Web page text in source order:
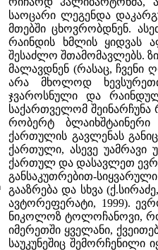
საოცარი ლეგენდა
მთებში ცხოვრობდნენ.
რაინდის ხმლის ყიდვას
შესაძლო შთამომავლებს.
მალავდნენ (რასაც,
არა მხოლოდ
ჯვაროსნული და
საქართველომ
რობერტ
ქართულის გავლენას
ქართული, ასევე
ქართულ და დასავლეთ
განსაკუთრებით-
გააზრება და სხვა
ავტორეფერატი, 1999).
ნიკოლოზ ტოლოჩანოვი,
იმერეთში ყველანი,
საუკუნეშიც